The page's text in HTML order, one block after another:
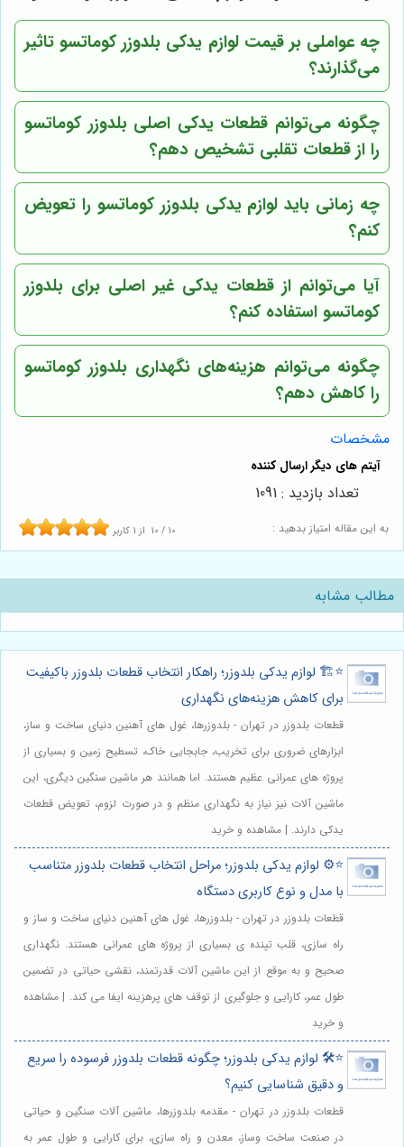
چه عواملی بر قیمت لوازم یدکی بلدوزر کوماتسو تاثیر
می‌گذارند؟
چگونه می‌توانم قطعات یدکی اصلی بلدوزر کوماتسو
را از قطعات تقلبی تشخیص دهم؟
چه زمانی باید لوازم یدکی بلدوزر کوماتسو را تعویض
کنم؟
آیا می‌توانم از قطعات یدکی غیر اصلی برای بلدوزر
کوماتسو استفاده کنم؟
چگونه می‌توانم هزینه‌های نگهداری بلدوزر کوماتسو
را کاهش دهم؟
مشخصات
به این مقاله امتیاز بدهید : 10 / 10 از 1 کاربر
تعداد بازدید : 1091
مطالب مشابه
⭐️🏗️ لوازم یدکی بلدوزر؛ راهکار انتخاب قطعات بلدوزر باکیفیت
برای کاهش هزینه‌های نگهداری
قطعات بلدوزر در تهران - بلدوزرها، غول های آهنین دنیای ساخت و ساز،
ابزارهای ضروری برای تخریب، جابجایی خاک، تسطیح زمین و بسیاری از
پروژه های عمرانی عظیم هستند. اما همانند هر ماشین سنگین دیگری، این
ماشین آلات نیز نیاز به نگهداری منظم و در صورت لزوم، تعویض قطعات
یدکی دارند. | مشاهده و خرید
⭐️⚙️ لوازم یدکی بلدوزر؛ مراحل انتخاب قطعات بلدوزر متناسب
با مدل و نوع کاربری دستگاه
قطعات بلدوزر در تهران - بلدوزرها، غول های آهنین دنیای ساخت و ساز و
راه سازی، قلب تپنده ی بسیاری از پروژه های عمرانی هستند. نگهداری
صحیح و به موقع از این ماشین آلات قدرتمند، نقشی حیاتی در تضمین
طول عمر، کارایی و جلوگیری از توقف های پرهزینه ایفا می کند. | مشاهده
و خرید
⭐️🛠️ لوازم یدکی بلدوزر؛ چگونه قطعات بلدوزر فرسوده را سریع
و دقیق شناسایی کنیم؟
قطعات بلدوزر در تهران - مقدمه بلدوزرها، ماشین آلات سنگین و حیاتی
در صنعت ساخت وساز، معدن و راه سازی، برای کارایی و طول عمر به